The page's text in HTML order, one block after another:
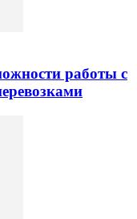
работы с